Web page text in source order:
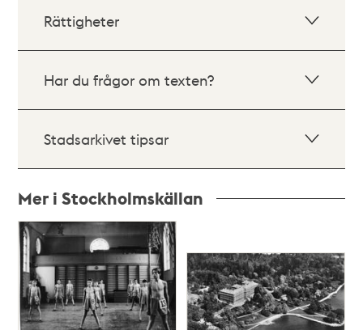
Rättigheter
Har du frågor om texten?
Stadsarkivet tipsar
Mer i Stockholmskällan
Relaterade
poster
och
teman